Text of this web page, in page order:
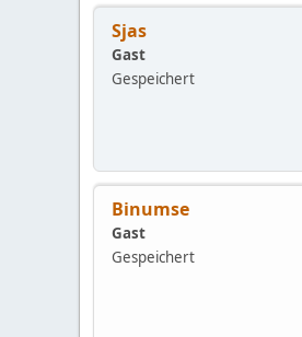
Sjas
Gast
Gespeichert
Binumse
Gast
Gespeichert